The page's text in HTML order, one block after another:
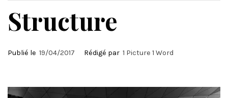
Structure
Publié le 19/04/2017 Rédigé par 1 Picture 1 Word